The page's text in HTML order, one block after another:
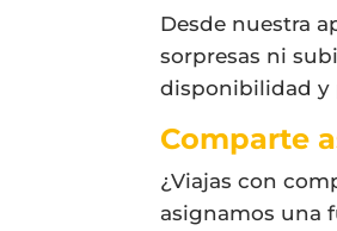
Desde nuestra
sorpresas ni
disponibilidad y
Comparte
¿Viajas con
asignamos una